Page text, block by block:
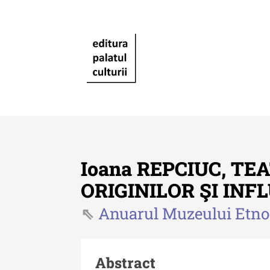
Revista "Cercetări istorice"
XLIV - 2025
Ioana REPCIUC,
ORIGINILOR ŞI
Anuarul Muzeului
Abstract